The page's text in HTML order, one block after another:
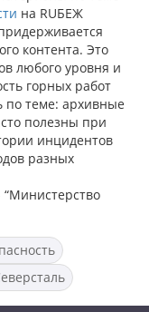
на RUБЕЖ
контента. Это
любого уровня и
горных работ
по теме: архивные
полезны при
инцидентов
разных